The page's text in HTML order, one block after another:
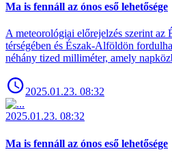
Ma is fennáll az ónos eső lehetősége
A meteorológiai előrejelzés szerint az
térségében és Észak-Alföldön
néhány tized milliméter, amely
2025.01.23. 08:32
2025.01.23. 08:32
Ma is fennáll az ónos eső lehetősége